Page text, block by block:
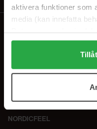
aktivera funktioner som
media (kan innefatta
Genom att trycka på
alla cookies, medan du
användningen av
samt vår
NORDICFEEL